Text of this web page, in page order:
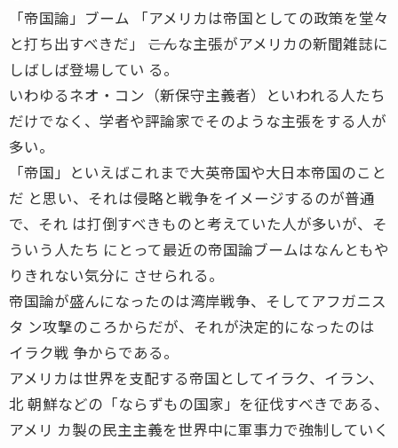
「帝国論」ブーム 「アメリカは帝国としての政策を堂々
と打ち出すべきだ」 ――こんな主張がアメリカの新聞雑誌に
しばしば登場してい る。
いわゆるネオ・コン（新保守主義者）といわれる人たち
だけでなく、学者や評論家でそのような主張をする人が
多い。
「帝国」といえばこれまで大英帝国や大日本帝国のこと
だ と思い、それは侵略と戦争をイメージするのが普通
で、それ は打倒すべきものと考えていた人が多いが、そ
ういう人たち にとって最近の帝国論ブームはなんともや
りきれない気分に させられる。
帝国論が盛んになったのは湾岸戦争、そしてアフガニス
タ ン攻撃のころからだが、それが決定的になったのは
イラク戦 争からである。
アメリカは世界を支配する帝国としてイラク、イラン、
北 朝鮮などの「ならずもの国家」を征伐すべきである、
アメリ カ製の民主主義を世界中に軍事力で強制していく